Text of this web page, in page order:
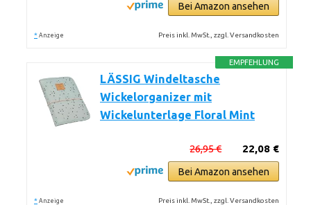
Bei Amazon ansehen
* Anzeige Preis inkl. MwSt., zzgl. Versandkosten
EMPFEHLUNG
LÄSSIG Windeltasche
Wickelorganizer mit
Wickelunterlage Floral Mint
22,08 €
26,95 €
Bei Amazon ansehen
* Anzeige Preis inkl. MwSt., zzgl. Versandkosten